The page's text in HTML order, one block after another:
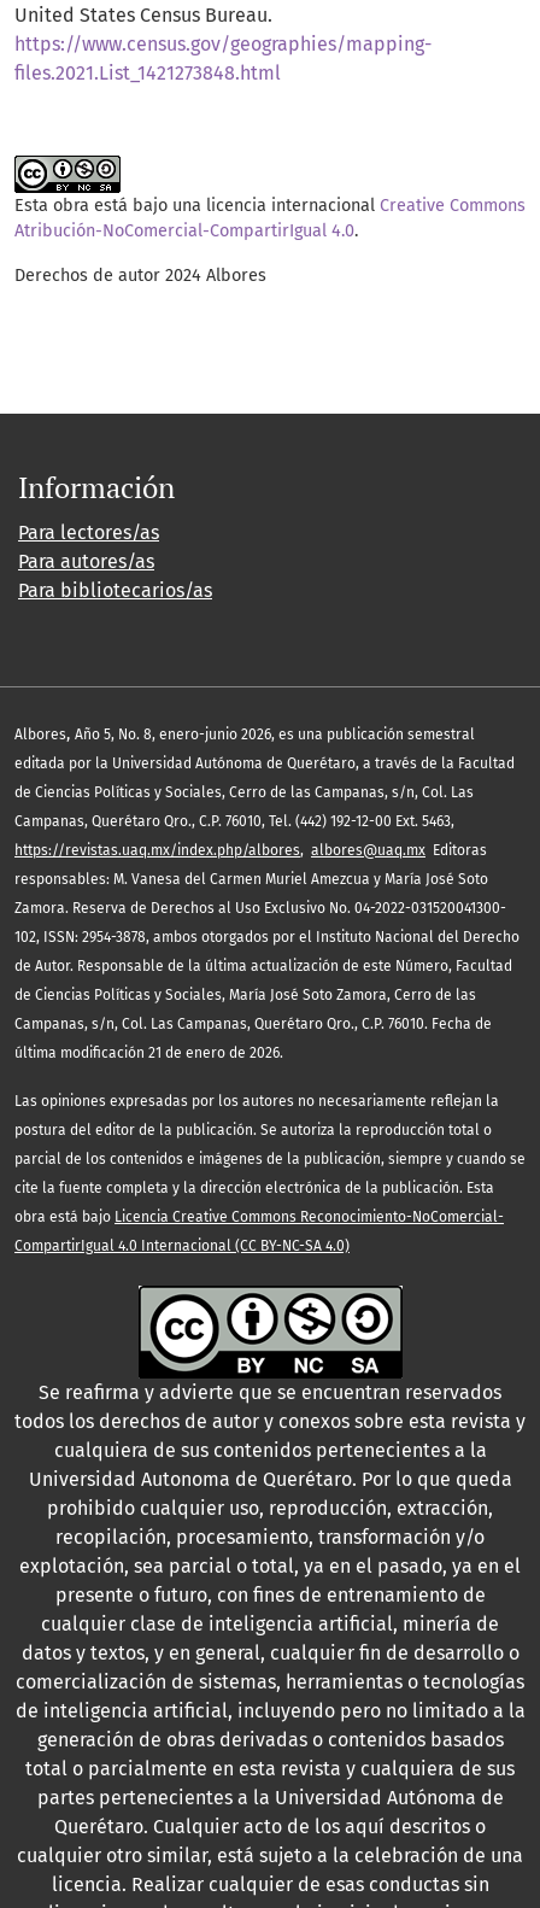
United States Census Bureau.
https://www.census.gov/geographies/mapping-
files.2021.List_1421273848.html
Esta obra está bajo una licencia internacional Creative Commons
Atribución-NoComercial-CompartirIgual 4.0.
Derechos de autor 2024 Albores
Información
Para lectores/as
Para autores/as
Para bibliotecarios/as
Albores, Año 5, No. 8, enero-junio 2026, es una publicación semestral
editada por la Universidad Autónoma de Querétaro, a través de la Facultad
de Ciencias Políticas y Sociales, Cerro de las Campanas, s/n, Col. Las
Campanas, Querétaro Qro., C.P. 76010, Tel. (442) 192-12-00 Ext. 5463,
https://revistas.uaq.mx/index.php/albores, albores@uaq.mx Editoras
responsables: M. Vanesa del Carmen Muriel Amezcua y María José Soto
Zamora. Reserva de Derechos al Uso Exclusivo No. 04-2022-031520041300-
102, ISSN: 2954-3878, ambos otorgados por el Instituto Nacional del Derecho
de Autor. Responsable de la última actualización de este Número, Facultad
de Ciencias Políticas y Sociales, María José Soto Zamora, Cerro de las
Campanas, s/n, Col. Las Campanas, Querétaro Qro., C.P. 76010. Fecha de
última modificación 21 de enero de 2026.
Las opiniones expresadas por los autores no necesariamente reflejan la
postura del editor de la publicación. Se autoriza la reproducción total o
parcial de los contenidos e imágenes de la publicación, siempre y cuando se
cite la fuente completa y la dirección electrónica de la publicación. Esta
obra está bajo Licencia Creative Commons Reconocimiento-NoComercial-
CompartirIgual 4.0 Internacional (CC BY-NC-SA 4.0)
Se reafirma y advierte que se encuentran reservados
todos los derechos de autor y conexos sobre esta revista y
cualquiera de sus contenidos pertenecientes a la
Universidad Autonoma de Querétaro. Por lo que queda
prohibido cualquier uso, reproducción, extracción,
recopilación, procesamiento, transformación y/o
explotación, sea parcial o total, ya en el pasado, ya en el
presente o futuro, con fines de entrenamiento de
cualquier clase de inteligencia artificial, minería de
datos y textos, y en general, cualquier fin de desarrollo o
comercialización de sistemas, herramientas o tecnologías
de inteligencia artificial, incluyendo pero no limitado a la
generación de obras derivadas o contenidos basados
total o parcialmente en esta revista y cualquiera de sus
partes pertenecientes a la Universidad Autónoma de
Querétaro. Cualquier acto de los aquí descritos o
cualquier otro similar, está sujeto a la celebración de una
licencia. Realizar cualquier de esas conductas sin